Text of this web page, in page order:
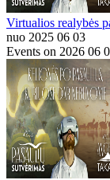
Virtualios realybės
nuo 2025 06 03
Events on 2026 06